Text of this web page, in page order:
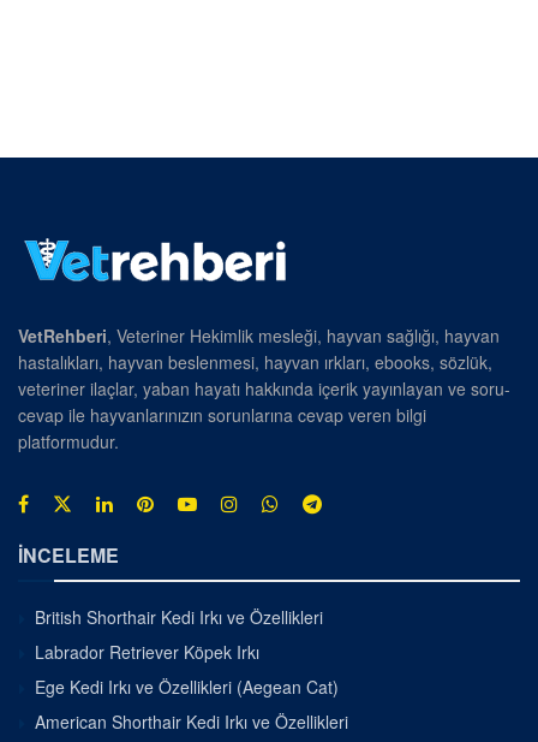
VetRehberi, Veteriner Hekimlik mesleği, hayvan sağlığı, hayvan
hastalıkları, hayvan beslenmesi, hayvan ırkları, ebooks, sözlük,
veteriner ilaçlar, yaban hayatı hakkında içerik yayınlayan ve soru-
cevap ile hayvanlarınızın sorunlarına cevap veren bilgi
platformudur.
İNCELEME
British Shorthair Kedi Irkı ve Özellikleri
Labrador Retriever Köpek Irkı
Ege Kedi Irkı ve Özellikleri (Aegean Cat)
American Shorthair Kedi Irkı ve Özellikleri